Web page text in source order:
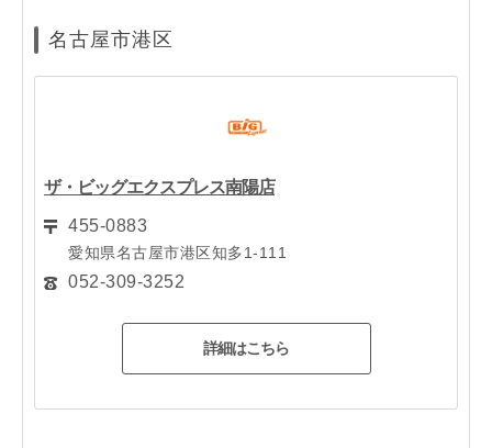
名古屋市港区
ザ・ビッグエクスプレス南陽店
455-0883
愛知県名古屋市港区知多1-111
052-309-3252
詳細はこちら